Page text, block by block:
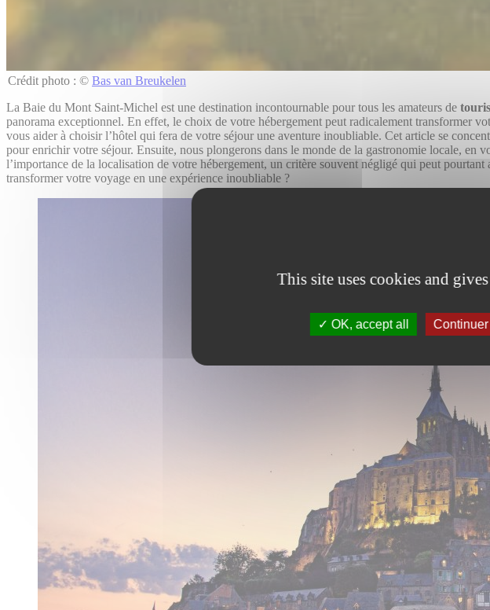
This site uses cookies and
OK, accept all
Crédit photo : © Bas van Breukelen
La Baie du Mont Saint-Michel est une destination incontournable pour tous les amateurs de
panorama exceptionnel. En effet, le choix de votre hébergement peut radicalement transformer
vous aider à choisir l’hôtel qui fera de votre séjour une aventure inoubliable. Cet article se
pour enrichir votre séjour. Ensuite, nous plongerons dans le monde de la gastronomie locale, en
l’importance de la localisation de votre hébergement, un critère souvent négligé qui peut
transformer votre voyage en une expérience inoubliable ?